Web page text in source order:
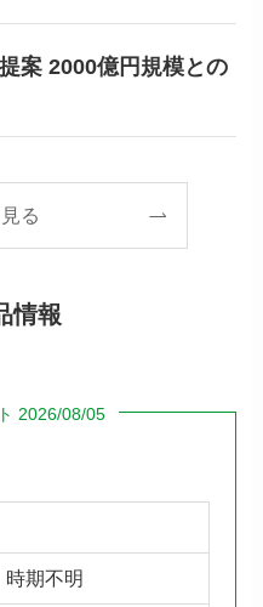
案 2000億円規模との
る
情報
2026/08/05
時期不明